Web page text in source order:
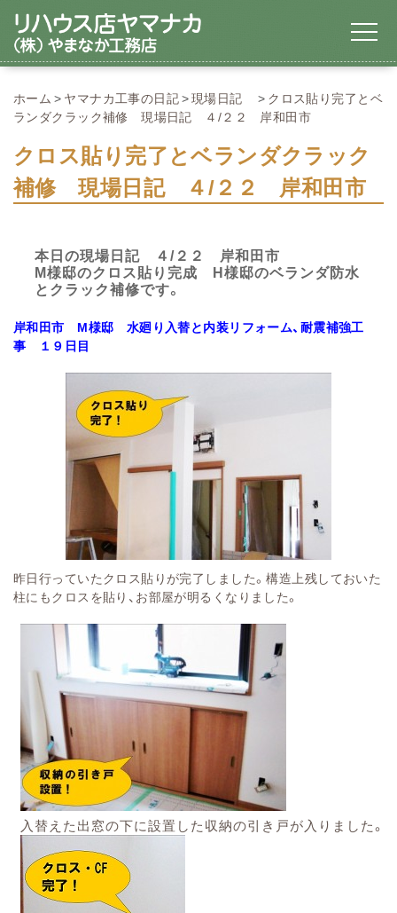
ホーム ヤマナカ工事の日記 現場日記
クロス貼り完了とベ
ランダクラック補修 現場日記 ４/２２ 岸和田市
クロス貼り完了とベランダクラック
補修 現場日記 ４/２２ 岸和田市
本日の現場日記 ４/２２ 岸和田市
M様邸のクロス貼り完成 H様邸のベランダ防水
とクラック補修です。
岸和田市 M様邸 水廻り入替と内装リフォーム、耐震補強工
事 １９日目
昨日行っていたクロス貼りが完了しました。構造上残しておいた
柱にもクロスを貼り、お部屋が明るくなりました。
入替えた出窓の下に設置した収納の引き戸が入りました。